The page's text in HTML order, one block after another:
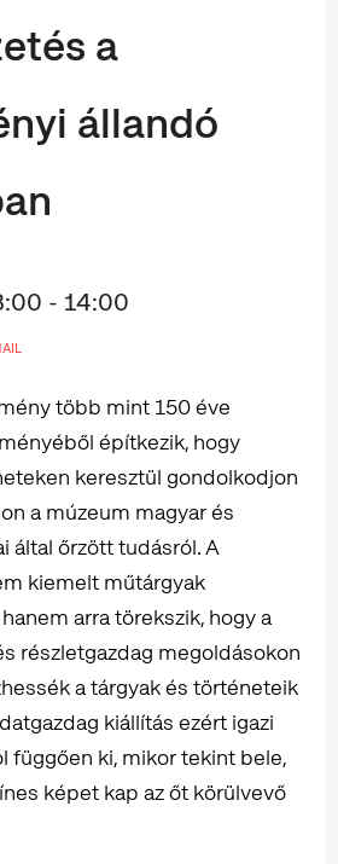
a
állandó
- 14:00
több mint 150 éve
építkezik, hogy
keresztül gondolkodjon
a múzeum magyar és
által őrzött tudásról. A
kiemelt műtárgyak
arra törekszik, hogy a
részletgazdag megoldásokon
a tárgyak és történeteik
kiállítás ezért igazi
függően ki, mikor tekint bele,
képet kap az őt körülvevő